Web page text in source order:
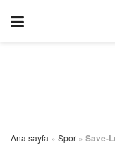
Ana sayfa » Spor » Save-